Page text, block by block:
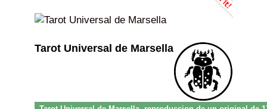
Tarot Universal de Marsella